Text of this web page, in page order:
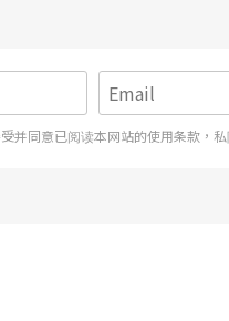
察觉，这离得国际巨星
并同意已阅读本网站的使用条款，